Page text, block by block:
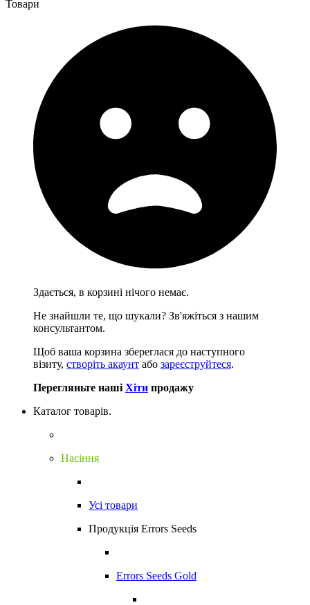
Товари
Здається, в корзині нічого немає.
Не знайшли те, що шукали? Зв'яжіться з нашим
консультантом.
Щоб ваша корзина збереглася до наступного
візиту, створіть акаунт або зареєструйтеся.
Перегляньте наші Хіти продажу
Каталог товарів.
Насіння
Усі товари
Продукція Errors Seeds
Errors Seeds Gold